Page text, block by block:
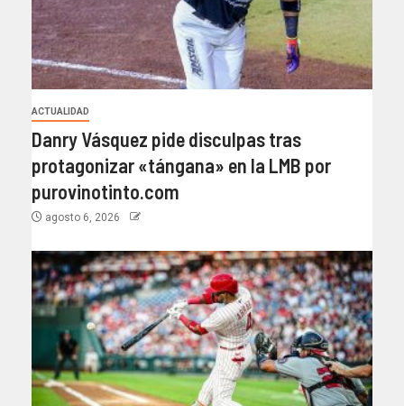
ACTUALIDAD
Danry Vásquez pide disculpas tras
protagonizar «tángana» en la LMB por
purovinotinto.com
agosto 6, 2026